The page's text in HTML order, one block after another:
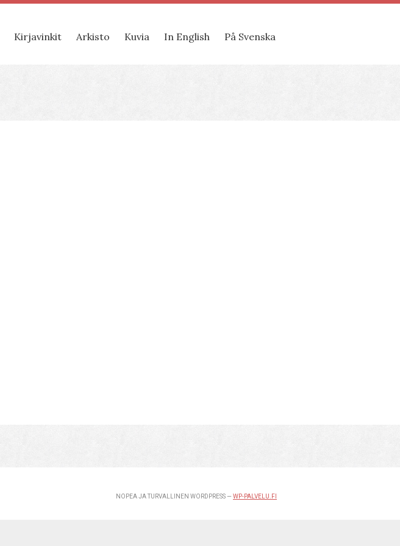
Kirjavinkit Arkisto Kuvia In English På Svenska
NOPEA JA TURVALLINEN WORDPRESS — WP-PALVELU.FI